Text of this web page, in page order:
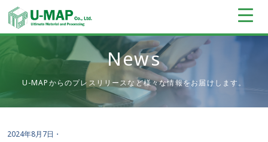
News
U-MAPからのプレスリリースなど様々な情報をお届けします。
2024年8月7日 ・